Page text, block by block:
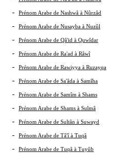
- Prénom Arabe de Nashwâ à Nûrzâd
- Prénom Arabe de Nusayba à Nuzûl
- Prénom Arabe de Qâ'id à Quwîdar
- Prénom Arabe de Ra'ad à Râwî
- Prénom Arabe de Rawiyya à Ruzayqa
- Prénom Arabe de Sa'âda à Samîha
- Prénom Arabe de Samîm à Shams
- Prénom Arabe de Shams à Sulmâ
- Prénom Arabe de Sultân à Suwayd
- Prénom Arabe de Tâ'î à Tuqâ
- Prénom Arabe de Tuqâ à Tuyûb